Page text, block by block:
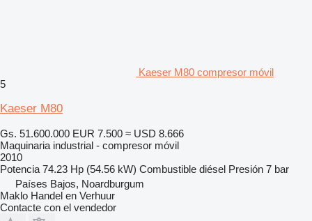
Kaeser M80 compresor móvil
5
Kaeser M80
Gs. 51.600.000 EUR 7.500 ≈ USD 8.666
Maquinaria industrial - compresor móvil
2010
Potencia 74.23 Hp (54.56 kW) Combustible diésel Presión 7 bar
Países Bajos, Noardburgum
Maklo Handel en Verhuur
Contacte con el vendedor